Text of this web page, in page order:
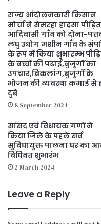
राज्य आंदोलनकारी किसान
मोर्चा ने सेमरहा हादसा पीड़ित
आदिवासी गाँव को दोना-
लघु उद्योग मशीन गाँव के
के रूप में किया शुभारम्भ
के बच्चों की पढाई,बुजुर्गों का
उपचार,विकलांग,बुजुर्गों के
भोजन की व्यवस्था कमाई से
दुबे
8 September 2024
सांसद एवं विधायक गणों ने
किया जिले के पहले सर्व
सुविधायुक्त पालना घर का
विधिवत शुभारंभ
2 March 2024
Leave a Reply